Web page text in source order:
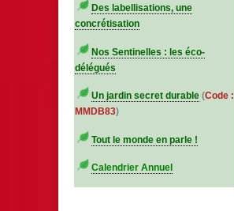
Des labellisations, une
concrétisation
Nos Sentinelles : les éco-
délégués
Un jardin secret durable (Code :
MMDB83)
Tout le monde en parle !
Calendrier Annuel